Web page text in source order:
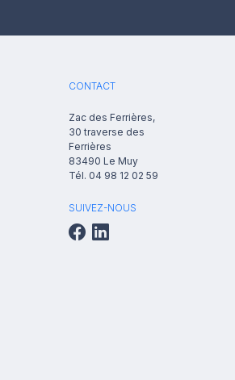
CONTACT
Zac des Ferrières,
30 traverse des
Ferrières
83490 Le Muy
Tél. 04 98 12 02 59
SUIVEZ-NOUS